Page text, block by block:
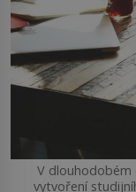
V dlouhodobém
vytvoření